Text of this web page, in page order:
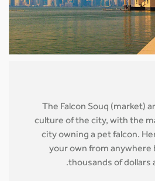
The Falcon Souq
culture of the city, with the
city owning a pet falcon.
your own from
thousands of